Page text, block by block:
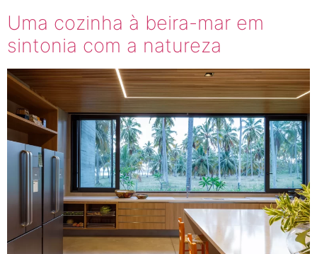
Uma cozinha à beira-mar em
sintonia com a natureza